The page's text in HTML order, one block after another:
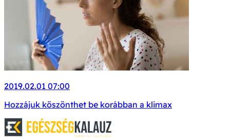
2019.02.01 07:00
Hozzájuk köszönthet be korábban a klimax